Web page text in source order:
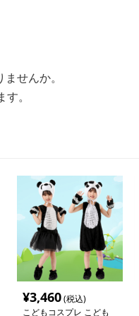
せんか。
。
¥3,460(税込)
こどもコスプレ こども